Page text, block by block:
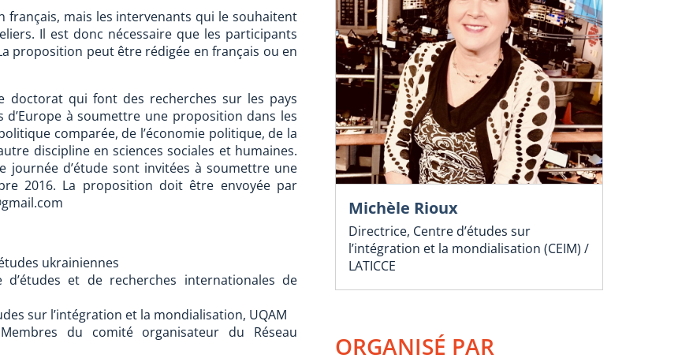
français, mais les intervenants qui le souhaitent
Il est donc nécessaire que les participants
proposition peut être rédigée en français ou en
doctorat qui font des recherches sur les pays
à soumettre une proposition dans les
comparée, de l’économie politique, de la
discipline en sciences sociales et humaines.
journée d’étude sont invitées à soumettre une
2016. La proposition doit être envoyée par
ukrainiennes
et de recherches internationales de
sur l’intégration et la mondialisation, UQAM
du comité organisateur du Réseau
Michèle Rioux
Directrice, Centre d’études sur
l’intégration et la mondialisation (CEIM) /
LATICCE
ORGANISÉ PAR